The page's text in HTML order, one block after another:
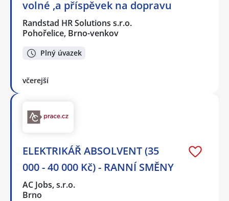
volné ,a příspěvek na dopravu
Randstad HR Solutions s.r.o.
Pohořelice, Brno-venkov
Plný úvazek
včerejší
ELEKTRIKÁŘ ABSOLVENT (35
000 - 40 000 Kč) - RANNÍ SMĚNY
AC Jobs, s.r.o.
Brno